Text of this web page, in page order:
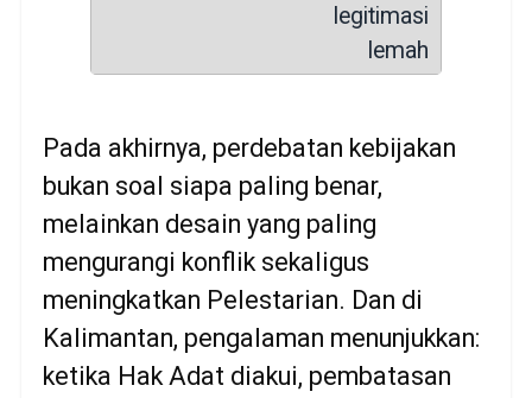
legitimasi
lemah
Pada akhirnya, perdebatan kebijakan
bukan soal siapa paling benar,
melainkan desain yang paling
mengurangi konflik sekaligus
meningkatkan Pelestarian. Dan di
Kalimantan, pengalaman menunjukkan:
ketika Hak Adat diakui, pembatasan